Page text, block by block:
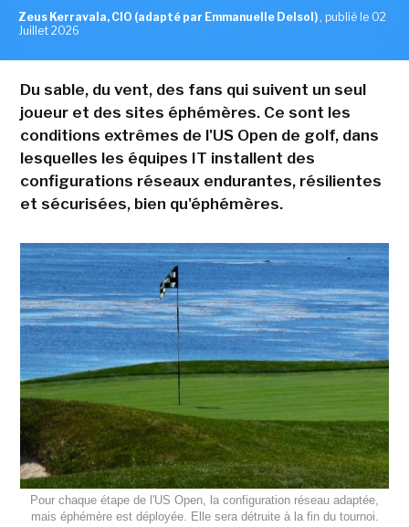
Zeus Kerravala, CIO (adapté par Emmanuelle Delsol) , publié le 02
Juillet 2026
Du sable, du vent, des fans qui suivent un seul
joueur et des sites éphémères. Ce sont les
conditions extrêmes de l'US Open de golf, dans
lesquelles les équipes IT installent des
configurations réseaux endurantes, résilientes
et sécurisées, bien qu'éphémères.
Pour chaque étape de l'US Open, la configuration réseau adaptée,
mais éphémère est déployée. Elle sera détruite à la fin du tournoi.